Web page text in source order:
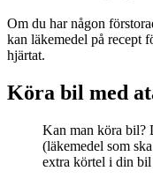
Om du har någon
kan läkemedel på recept
hjärtat.
Köra bil med
Kan man köra bil?
(läkemedel som
extra körtel i din